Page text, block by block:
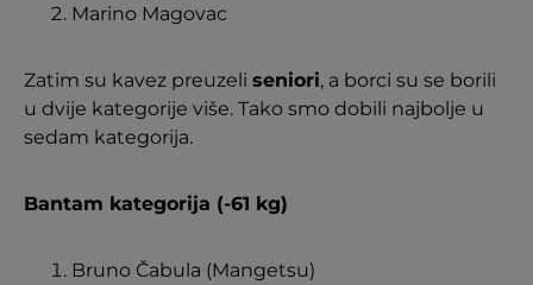
Marino Magovac
Zatim su kavez preuzeli seniori, a borci su se borili
u dvije kategorije više. Tako smo dobili najbolje u
sedam kategorija.
Bantam kategorija (-61 kg)
Bruno Čabula (Mangetsu)